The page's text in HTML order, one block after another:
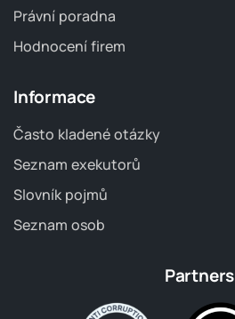
Právní poradna
Hodnocení firem
Informace
Často kladené otázky
Seznam exekutorů
Slovník pojmů
Seznam osob
Partners